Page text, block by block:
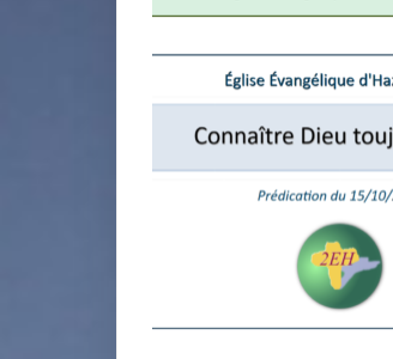
miniature